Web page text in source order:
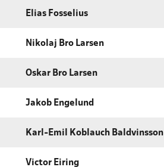
Elias Fosselius
Nikolaj Bro Larsen
Oskar Bro Larsen
Jakob Engelund
Karl-Emil Koblauch Baldvinsson
Victor Eiring